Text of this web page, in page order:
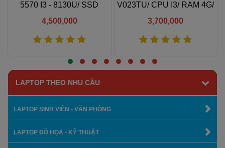
5570 I3 - 8130U/ SSD
8GB/ 15.6" FHD TOUCH
4,500,000
Xem thêm
V023TU/ CPU I3/ RAM 4G/
3,700,000
Xem thêm
LAPTOP THEO NHU CẦU
LAPTOP SINH VIÊN - VĂN PHÒNG
LAPTOP ĐỒ HỌA - KỸ THUẬT